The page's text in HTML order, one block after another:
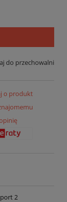
do przechowalni
o produkt
2